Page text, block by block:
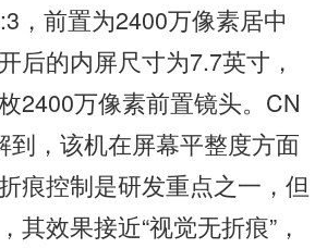
，前置为2400万像素居中
后的内屏尺寸为7.7英寸，
2400万像素前置镜头。CN
到，该机在屏幕平整度方面
痕控制是研发重点之一，但
其效果接近“视觉无折痕”，